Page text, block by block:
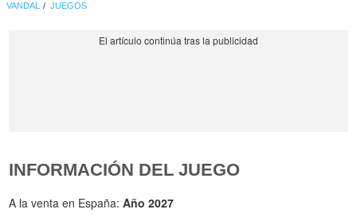
VANDAL JUEGOS
INFORMACIÓN DEL JUEGO
A la venta en España:Año 2027